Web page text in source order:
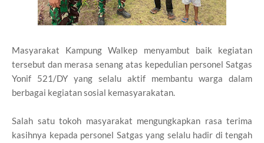
Masyarakat Kampung Walkep menyambut baik kegiatan
tersebut dan merasa senang atas kepedulian personel Satgas
Yonif 521/DY yang selalu aktif membantu warga dalam
berbagai kegiatan sosial kemasyarakatan.
Salah satu tokoh masyarakat mengungkapkan rasa terima
kasihnya kepada personel Satgas yang selalu hadir di tengah